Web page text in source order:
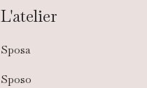
L'atelier
Sposa
Sposo